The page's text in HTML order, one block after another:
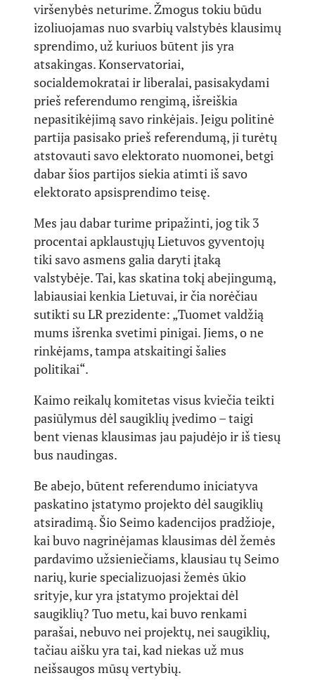
viršenybės neturime. Žmogus tokiu būdu
izoliuojamas nuo svarbių valstybės klausimų
sprendimo, už kuriuos būtent jis yra
atsakingas. Konservatoriai,
socialdemokratai ir liberalai, pasisakydami
prieš referendumo rengimą, išreiškia
nepasitikėjimą savo rinkėjais. Jeigu politinė
partija pasisako prieš referendumą, ji turėtų
atstovauti savo elektorato nuomonei, betgi
dabar šios partijos siekia atimti iš savo
elektorato apsisprendimo teisę.
Mes jau dabar turime pripažinti, jog tik 3
procentai apklaustųjų Lietuvos gyventojų
tiki savo asmens galia daryti įtaką
valstybėje. Tai, kas skatina tokį abejingumą,
labiausiai kenkia Lietuvai, ir čia norėčiau
sutikti su LR prezidente: „Tuomet valdžią
mums išrenka svetimi pinigai. Jiems, o ne
rinkėjams, tampa atskaitingi šalies
politikai“.
Kaimo reikalų komitetas visus kviečia teikti
pasiūlymus dėl saugiklių įvedimo – taigi
bent vienas klausimas jau pajudėjo ir iš tiesų
bus naudingas.
Be abejo, būtent referendumo iniciatyva
paskatino įstatymo projekto dėl saugiklių
atsiradimą. Šio Seimo kadencijos pradžioje,
kai buvo nagrinėjamas klausimas dėl žemės
pardavimo užsieniečiams, klausiau tų Seimo
narių, kurie specializuojasi žemės ūkio
srityje, kur yra įstatymo projektai dėl
saugiklių? Tuo metu, kai buvo renkami
parašai, nebuvo nei projektų, nei saugiklių,
tačiau aišku yra tai, kad niekas už mus
neišsaugos mūsų vertybių.